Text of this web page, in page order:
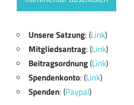
Unsere Satzung: (Link)
Mitgliedsantrag: (Link)
Beitragsordnung(Link)
Spendenkonto: (Link)
Spenden: (Paypal)